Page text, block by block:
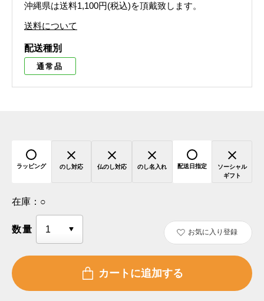
沖縄県は送料1,100円(税込)を頂戴致します。
送料について
配送種別
通常品
ラッピング のし対応 仏のし対応 のし名入れ 配送日指定
ソーシャル
ギフト
在庫： ○
数量 お気に入り登録